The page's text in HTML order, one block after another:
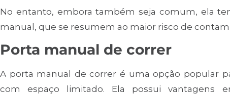
No entanto, embora também seja comum, ela
manual, que se resumem ao maior risco de
Porta manual de correr
A porta manual de correr é uma opção popular
com espaço limitado. Ela possui vantagens